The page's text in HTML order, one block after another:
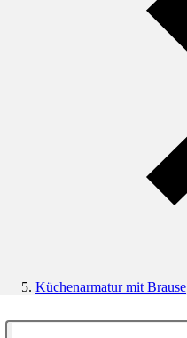
Küchenarmatur mit Brause